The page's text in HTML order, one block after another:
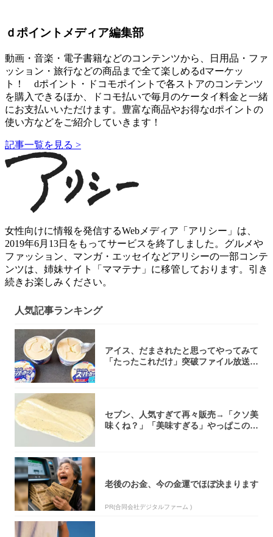
ｄポイントメディア編集部
動画・音楽・電子書籍などのコンテンツから、日用品・ファ
ッション・旅行などの商品まで全て楽しめるdマーケッ
ト！ dポイント・ドコモポイントで各ストアのコンテンツ
を購入できるほか、ドコモ払いで毎月のケータイ料金と一緒
にお支払いいただけます。豊富な商品やお得なdポイントの
使い方などをご紹介していきます！
記事一覧を見る >
女性向けに情報を発信するWebメディア「アリシー」は、
2019年6月13日をもってサービスを終了しました。グルメや
ファッション、マンガ・エッセイなどアリシーの一部コンテ
ンツは、姉妹サイト「ママテナ」に移管しております。引き
続きお楽しみください。
人気記事ランキング
アイス、だまされたと思ってやってみて
「たったこれだけ」突破ファイル放送で
セブン、人気すぎて再々販売→「クソ美
味くね？」「美味すぎる」やっぱこのク
老後のお金、今の金運でほぼ決まります
PR(合同会社デジタルファーム )